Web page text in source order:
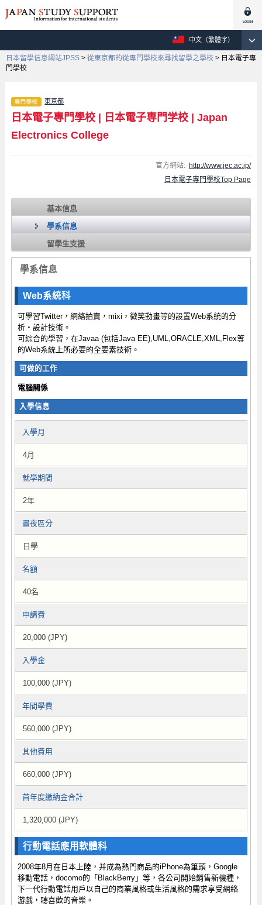
中文（繁體字）
日本留學信息網站JPSS > 從東京都的從專門學校來尋找留學之學校 > 日本電子專
門學校
東京都
日本電子專門學校| 日本電子専門学校| Japan
Electronics College
官方網站: http://www.jec.ac.jp/
日本電子專門學校Top Page
基本信息
學系信息
留學生支援
學系信息
Web系統科
可學習Twitter，網絡拍賣，mixi，微笑動畫等的設置Web系統的分
析‧設計技術。
可綜合的學習，在Javaa (包括Java EE),UML,ORACLE,XML,Flex等
的Web系統上所必要的全要素技術。
可做的工作
電腦關係
入學信息
入學月
4月
就學期間
2年
晝夜區分
日學
名額
40名
申請費
20,000 (JPY)
入學金
100,000 (JPY)
年間學費
560,000 (JPY)
其他費用
660,000 (JPY)
首年度繳納金合計
1,320,000 (JPY)
行動電話應用軟體科
2008年8月在日本上陸，并成為熱門商品的iPhone為筆頭，Google
移動電話，docomo的「BlackBerry」等，各公司開始銷售新機種，
下一代行動電話用戶以自己的商業風格或生活風格的需求享受網絡
游戲，聽喜歡的音樂。